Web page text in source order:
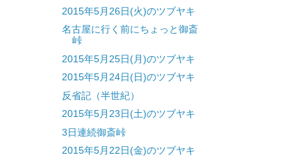
2015年5月26日(火)のツブヤキ
名古屋に行く前にちょっと御斎
峠
2015年5月25日(月)のツブヤキ
2015年5月24日(日)のツブヤキ
反省記（半世紀）
2015年5月23日(土)のツブヤキ
3日連続御斎峠
2015年5月22日(金)のツブヤキ